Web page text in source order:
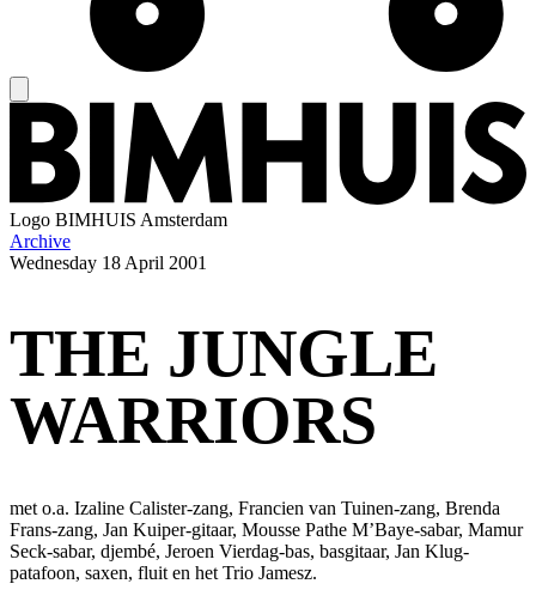
Logo BIMHUIS Amsterdam
Archive
Wednesday 18 April 2001
THE JUNGLE
WARRIORS
met o.a. Izaline Calister-zang, Francien van Tuinen-zang, Brenda
Frans-zang, Jan Kuiper-gitaar, Mousse Pathe M’Baye-sabar, Mamur
Seck-sabar, djembé, Jeroen Vierdag-bas, basgitaar, Jan Klug-
patafoon, saxen, fluit en het Trio Jamesz.